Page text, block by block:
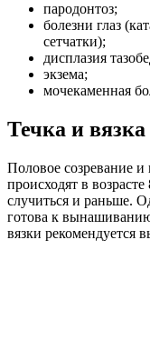
пародонтоз;
болезни глаз
сетчатки);
дисплазия
экзема;
мочекаменная
Течка и вязка
Половое созревание и
происходят в
случиться и раньше.
готова к
вязки рекомендуется